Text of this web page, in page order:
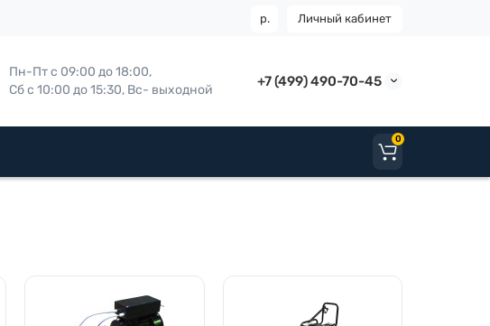
Личный кабинет
р.
Пн-Пт с 09:00 до 18:00,
Сб с 10:00 до 15:30, Вс- выходной
+7 (499) 490-70-45
0